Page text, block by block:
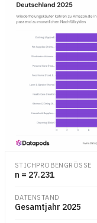
STICHPROBENGRÖSSE
n = 27.231
DATENSTAND
Gesamtjahr 2025